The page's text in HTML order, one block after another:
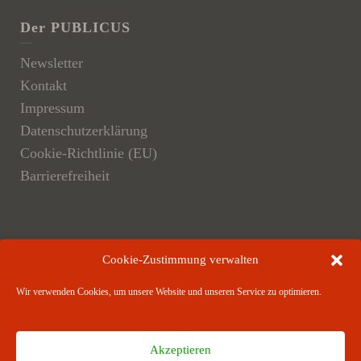
Cookie-Zustimmung verwalten
Wir verwenden Cookies, um unsere Website und unseren Service zu optimieren.
Akzeptieren
Der PUBLICUS
Newsletter
Kontakt
Impressum
Datenschutzerklärung
Cookie-Richtlinie (EU)
Barrierefreiheit